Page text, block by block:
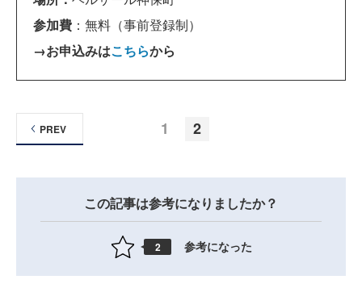
参加費 ：無料（事前登録制）
→お申込みはこちらから
1 2
PREV
この記事は参考になりましたか？
2 参考になった